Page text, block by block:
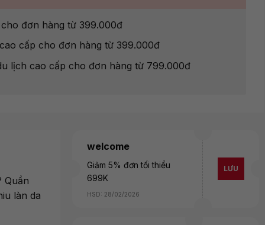
đơn hàng từ 399.000đ
cấp cho đơn hàng từ 399.000đ
lịch cao cấp cho đơn hàng từ 799.000đ
Quần
làn da
welcome
Giảm 5% đơn tối thiểu
699K
HSD: 28/02/2026
LƯU